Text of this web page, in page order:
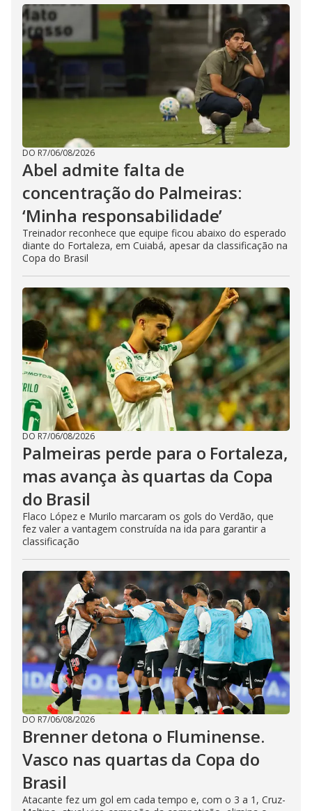
DO R7/06/08/2026
Abel admite falta de
concentração do Palmeiras:
‘Minha responsabilidade’
Treinador reconhece que equipe ficou abaixo do esperado
diante do Fortaleza, em Cuiabá, apesar da classificação na
Copa do Brasil
DO R7/06/08/2026
Palmeiras perde para o Fortaleza,
mas avança às quartas da Copa
do Brasil
Flaco López e Murilo marcaram os gols do Verdão, que
fez valer a vantagem construída na ida para garantir a
classificação
DO R7/06/08/2026
Brenner detona o Fluminense.
Vasco nas quartas da Copa do
Brasil
Atacante fez um gol em cada tempo e, com o 3 a 1, Cruz-